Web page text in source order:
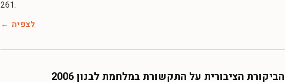
לצפיה
הביקורת הציבורית על התקשורת במלחמת לבנון 2006